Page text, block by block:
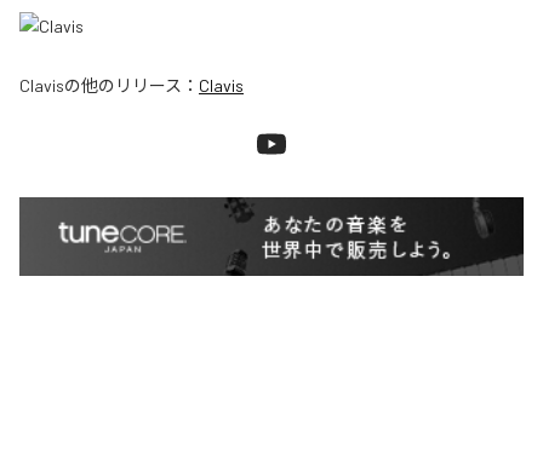
Clavisの他のリリース： Clavis